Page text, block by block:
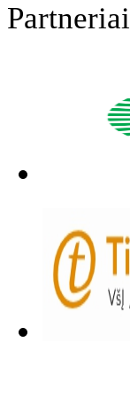
Partneriai